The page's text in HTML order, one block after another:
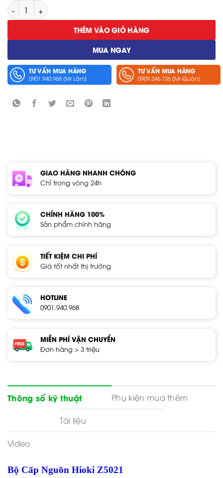
Bộ Cấp Nguồn Hioki Z5021 số lượng
THÊM VÀO GIỎ HÀNG
MUA NGAY
TƯ VẤN MUA HÀNG
0901.940.968 (Mr Lâm)
TƯ VẤN MUA HÀNG
0909.346.736 (Mr Quân)
GIAO HÀNG NHANH CHÓNG
Chỉ trong vòng 24h
CHÍNH HÃNG 100%
Sản phẩm chính hãng
TIẾT KIỆM CHI PHÍ
Giá tốt nhất thị trường
HOTLINE
0901.940.968
MIỄN PHÍ VẬN CHUYỂN
Đơn hàng > 3 triệu
Thông số kỹ thuật Phụ kiện mua thêm
Tài liệu
Video
Bộ Cấp Nguồn Hioki Z5021